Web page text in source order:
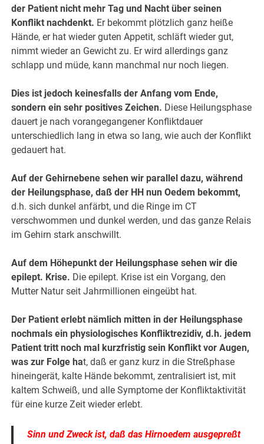
der Patient nicht mehr Tag und Nacht über seinen
Konflikt nachdenkt. Er bekommt plötzlich ganz heiße
Hände, er hat wieder guten Appetit, schläft wieder gut,
nimmt wieder an Gewicht zu. Er wird allerdings ganz
schlapp und müde, kann manchmal nur noch liegen.
Dies ist jedoch keinesfalls der Anfang vom Ende,
sondern ein sehr positives Zeichen. Diese Heilungsphase
dauert je nach vorangegangener Konfliktdauer
unterschiedlich lang in etwa so lang, wie auch der Konflikt
gedauert hat.
Auf der Gehirnebene sehen wir parallel dazu, während
der Heilungsphase, daß der HH nun Oedem bekommt,
d.h. sich dunkel anfärbt, und die Ringe im CT
verschwommen und dunkel werden, und das ganze Relais
im Gehirn stark anschwillt.
Auf dem Höhepunkt der Heilungsphase sehen wir die
epilept. Krise. Die epilept. Krise ist ein Vorgang, den
Mutter Natur seit Jahrmillionen eingeübt hat.
Der Patient erlebt nämlich mitten in der Heilungsphase
nochmals ein physiologisches Konfliktrezidiv, d.h. jedem
Patient tritt noch mal kurzfristig sein Konflikt vor Augen,
was zur Folge hat, daß er ganz kurz in die Streßphase
hineingerät, kalte Hände bekommt, zentralisiert ist, mit
kaltem Schweiß, und alle Symptome der Konfliktaktivität
für eine kurze Zeit wieder erlebt.
Sinn und Zweck ist, daß das Hirnoedem ausgepreßt